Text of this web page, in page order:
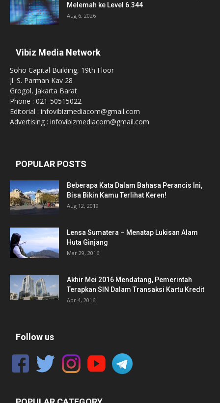
Melemah ke Level 6.344
Aug 6, 2026
Vibiz Media Network
Soho Capital Building, 19th Floor
Jl. S. Parman Kav 28
Grogol, Jakarta Barat
Phone : 021-50515022
Editorial : infovibizmediacom@gmail.com
Advertising : infovibizmediacom@gmail.com
POPULAR POSTS
Beberapa Kata Dalam Bahasa Perancis Ini,
Bisa Bikin Kamu Terlihat Keren!
Aug 12, 2019
Lensa Sumatera – Menatap Lukisan Alam
Huta Ginjang
Mar 29, 2016
Akhir Mei 2016 Mendatang, Pemerintah
Terapkan SIN Dalam Transaksi Kartu Kredit
Apr 4, 2016
Follow us